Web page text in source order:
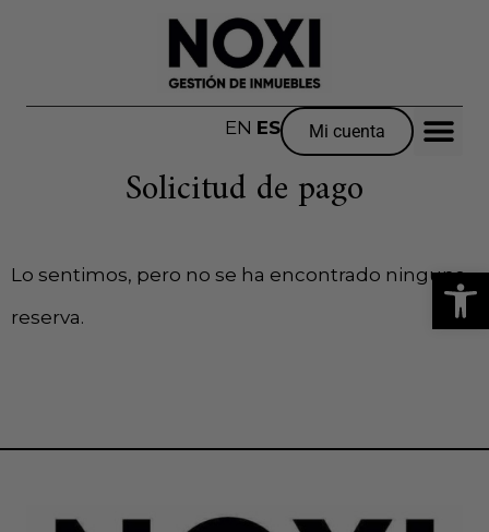
Mi cuenta
EN ES
Solicitud de pago
Lo sentimos, pero no se ha encontrado ninguna
reserva.